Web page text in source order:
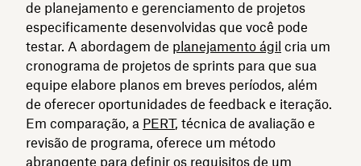
de planejamento e gerenciamento de projetos
especificamente desenvolvidas que você pode
testar. A abordagem de planejamento ágil cria um
cronograma de projetos de sprints para que sua
equipe elabore planos em breves períodos, além
de oferecer oportunidades de feedback e iteração.
Em comparação, a PERT, técnica de avaliação e
revisão de programa, oferece um método
abrangente para definir os requisitos de um